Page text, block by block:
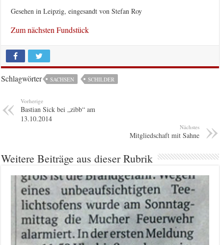
Gesehen in Leipzig, eingesandt von Stefan Roy
Zum nächsten Fundstück
Schlagwörter SACHSEN SCHILDER
Vorherige
Bastian Sick bei „zibb“ am
13.10.2014
Nächstes
Mitgliedschaft mit Sahne
Weitere Beiträge aus dieser Rubrik